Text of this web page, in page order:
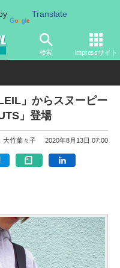
Translate
検索 Impressサイト
グッズ バッグ
」からスヌーピー
」登場
大竹菜々子 2020年8月13日 07:00